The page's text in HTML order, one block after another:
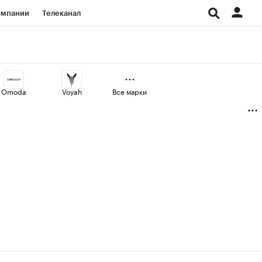
Телеканал
Проверка контрагентов
Omoda Voyah Все марки